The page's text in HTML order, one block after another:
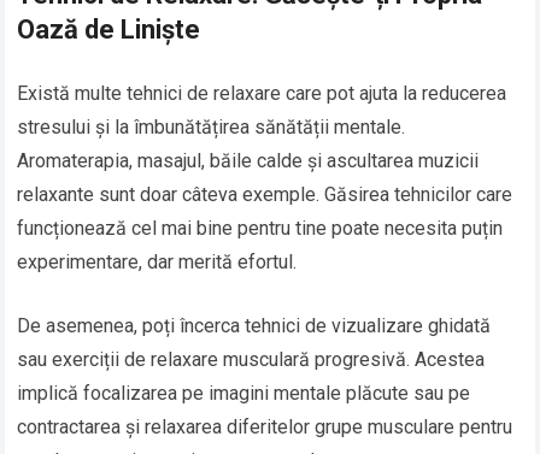
Oază de Liniște
Există multe tehnici de relaxare care pot ajuta la reducerea
stresului și la îmbunătățirea sănătății mentale.
Aromaterapia, masajul, băile calde și ascultarea muzicii
relaxante sunt doar câteva exemple. Găsirea tehnicilor care
funcționează cel mai bine pentru tine poate necesita puțin
experimentare, dar merită efortul.
De asemenea, poți încerca tehnici de vizualizare ghidată
sau exerciții de relaxare musculară progresivă. Acestea
implică focalizarea pe imagini mentale plăcute sau pe
contractarea și relaxarea diferitelor grupe musculare pentru